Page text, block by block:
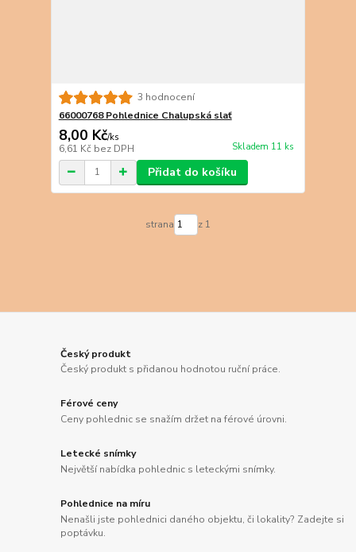
3 hodnocení
66000768 Pohlednice Chalupská slať
8,00 Kč/ks
6,61 Kč bez DPH Skladem 11 ks
Přidat do košíku
strana z 1
Český produkt
Český produkt s přidanou hodnotou ruční práce.
Férové ceny
Ceny pohlednic se snažím držet na férové úrovni.
Letecké snímky
Největší nabídka pohlednic s leteckými snímky.
Pohlednice na míru
Nenašli jste pohlednici daného objektu, či lokality? Zadejte si
poptávku.